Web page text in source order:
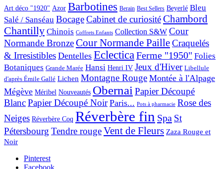
Art déco "1920" Azor Barbotines Berain Best Sellers Beyerlé Bleu
Salé / Sanséau BocageCabinet de curiositéChambord
Chantilly Chinois Coffrets Enfants Collection S&W Cour
Normande BronzeCour Normande PailleCraquelés
& Irresistibles Dentelles EclecticaFerme "1950" Folies
Botaniques Grande Marée Hansi Henri IV Jeux d'Hiver Libellule
d'après Émile Gallé Lichen Montagne Rouge Montée à l'Alpage
Mégève Méribel Nouveautés ObernaiPapier Découpé
BlancPapier Découpé Noir Paris... Pots à pharmacie Rose des
Neiges Réverbère Coq Réverbère fin Spa St
Pétersbourg Tendre rougeVent de Fleurs Zaza Rouge et
Noir
Pinterest